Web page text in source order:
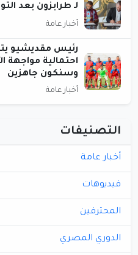
لـ طرابزون بعد
أخبار عامة
رئيس مقديشيو
احتمالية مواجهة
وسنكون جاهزين
أخبار عامة
التصنيفات
أخبار عامة
فيديوهات
المحترفين
الدوري المصري